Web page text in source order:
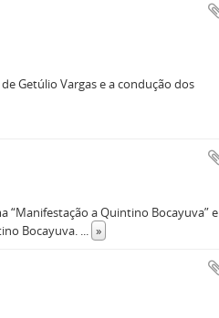
Getúlio Vargas e a condução dos
“Manifestação a Quintino Bocayuva” e
Bocayuva. ... »